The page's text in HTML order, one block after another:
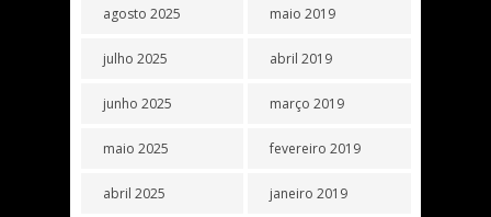
agosto 2025
julho 2025
junho 2025
maio 2025
abril 2025
maio 2019
abril 2019
março 2019
fevereiro 2019
janeiro 2019